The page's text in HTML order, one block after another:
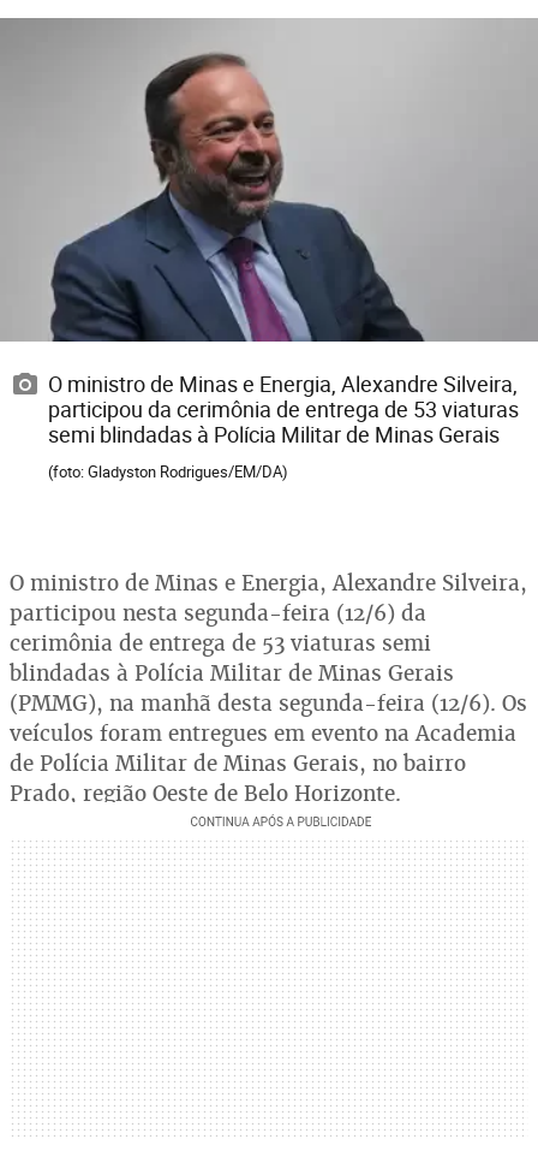
O ministro de Minas e Energia, Alexandre Silveira,
participou da cerimônia de entrega de 53 viaturas
semi blindadas à Polícia Militar de Minas Gerais
(foto: Gladyston Rodrigues/EM/DA)
O ministro de Minas e Energia, Alexandre Silveira,
participou nesta segunda-feira (12/6) da
cerimônia de entrega de 53 viaturas semi
blindadas à Polícia Militar de Minas Gerais
(PMMG), na manhã desta segunda-feira (12/6). Os
veículos foram entregues em evento na Academia
de Polícia Militar de Minas Gerais, no bairro
Prado, região Oeste de Belo Horizonte.